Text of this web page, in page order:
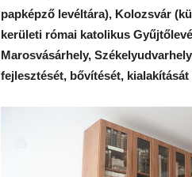
papképző levéltára), Kolozsvár
kerületi római katolikus
Marosvásárhely,
fejlesztését, bővítését,